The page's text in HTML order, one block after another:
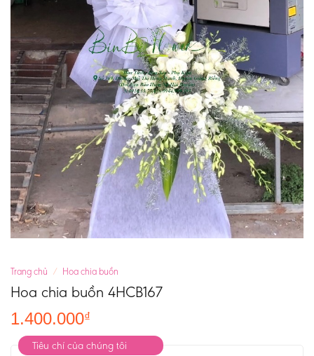
Trang chủ / Hoa chia buồn
Hoa chia buồn 4HCB167
1.400.000₫
Tiêu chí của chúng tôi